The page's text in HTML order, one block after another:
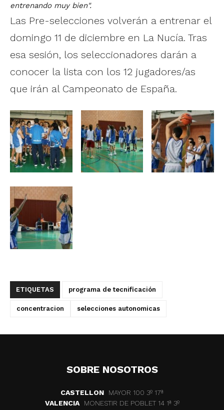
entrenando muy bien".
Las Pre-selecciones volverán a entrenar el
domingo 11 de diciembre en La Nucía. Tras
esa sesión, los seleccionadores darán a
conocer la lista con los 12 jugadores/as
que irán al Campeonato de España.
ETIQUETAS programa de tecnificación
concentracion selecciones autonomicas
SOBRE NOSOTROS
CASTELLON
MAYOR 100 3º 17ª
VALENCIA
MONESTIR DE POBLET 14 1ª 3º